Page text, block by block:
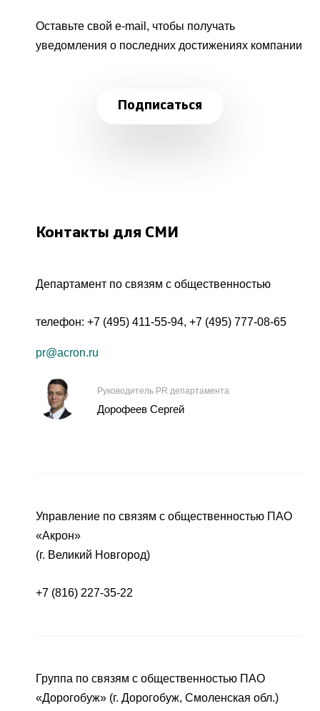
Оставьте свой e-mail, чтобы получать
уведомления о последних достижениях компании
Подписаться
Контакты для СМИ
Департамент по связям с общественностью
телефон: +7 (495) 411-55-94, +7 (495) 777-08-65
pr@acron.ru
Руководитель PR департамента
Дорофеев Сергей
Управление по связям с общественностью ПАО
«Акрон»
(г. Великий Новгород)
+7 (816) 227-35-22
Группа по связям с общественностью ПАО
«Дорогобуж» (г. Дорогобуж, Смоленская обл.)